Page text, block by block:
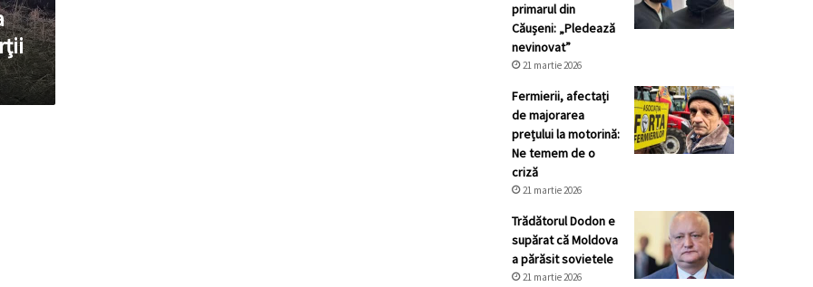
primarul din
Căușeni: „Pledează
nevinovat”
21 martie 2026
Fermierii, afectați
de majorarea
prețului la motorină:
Ne temem de o
criză
21 martie 2026
Trădătorul Dodon e
supărat că Moldova
a părăsit sovietele
21 martie 2026